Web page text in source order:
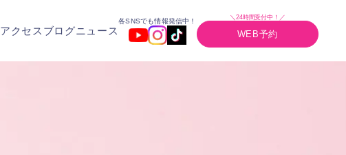
アクセス ブログニュース
各SNSでも情報発信中！
＼24時間受付中！／
WEB予約